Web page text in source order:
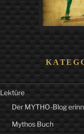
Lektüre
Der MYTHO-Blog
Mythos Buch